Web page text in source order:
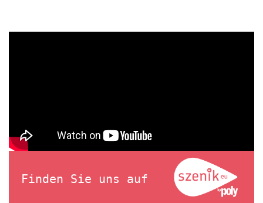
Finden Sie uns auf